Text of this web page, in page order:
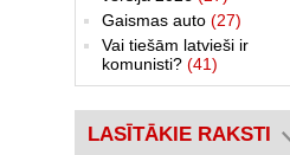
Gaismas auto (27)
Vai tiešām latvieši ir
komunisti? (41)
LASĪTĀKIE RAKSTI